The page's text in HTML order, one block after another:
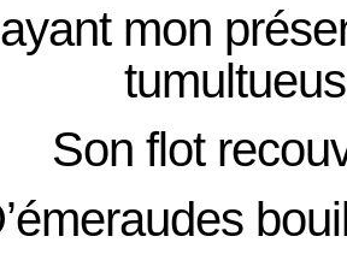
mon
Son flot